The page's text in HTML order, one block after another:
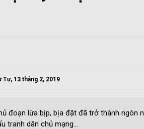
Tư, 13 tháng 2, 2019
đoạn lừa bịp, bịa đặt đã trở thành ngón
tranh dân chủ mạng...